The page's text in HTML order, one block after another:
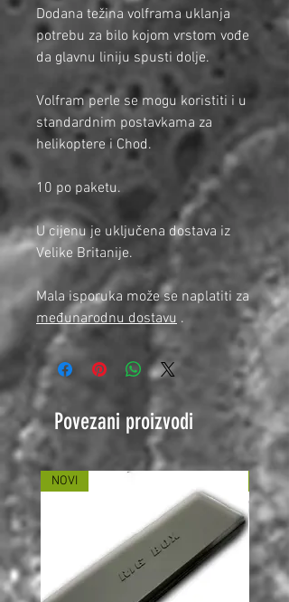
Dodana težina volframa uklanja
potrebu za bilo kojom vrstom vođe
da glavnu liniju spusti dolje.
Volfram perle se mogu koristiti i u
standardnim postavkama za
helikoptere i Chod.
10 po paketu.
U cijenu je uključena dostava iz
Velike Britanije.
Mala isporuka može se naplatiti za
međunarodnu dostavu .
Povezani proizvodi
NOVI NOVI